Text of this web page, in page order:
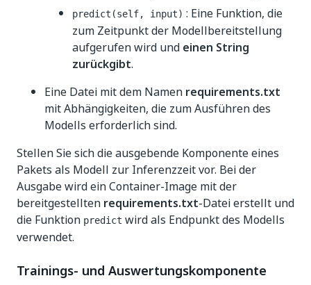
predict(self, input) : Eine Funktion, die
zum Zeitpunkt der Modellbereitstellung
aufgerufen wird und einen String
zurückgibt.
Eine Datei mit dem Namen requirements.txt
mit Abhängigkeiten, die zum Ausführen des
Modells erforderlich sind.
Stellen Sie sich die ausgebende Komponente eines
Pakets als Modell zur Inferenzzeit vor. Bei der
Ausgabe wird ein Container-Image mit der
bereitgestellten requirements.txt-Datei erstellt und
die Funktion predict wird als Endpunkt des Modells
verwendet.
Trainings- und Auswertungskomponente